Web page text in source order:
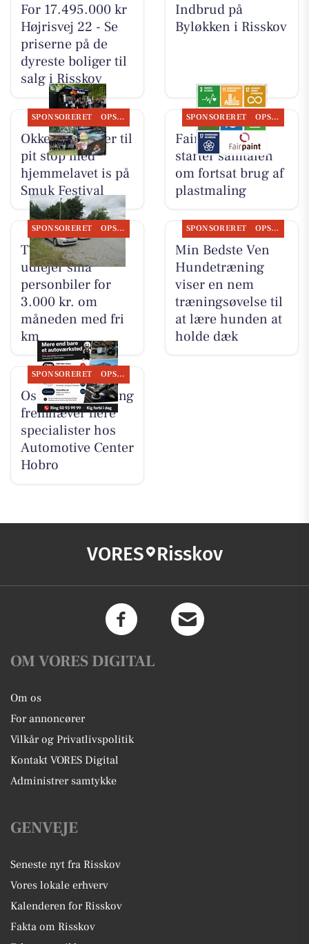
For 17.495.000 kr
Højrisvej 22 - Se
priserne på de
dyreste boliger til
salg i Risskov
Indbrud på
Byløkken i Risskov
SPONSORERET OPSLAGSTAVLEN
Okkels inviterer til
pit stop med
hjemmelavet is på
Smuk Festival
SPONSORERET OPSLAGSTAVLEN
Fairpaint ApS
starter samtalen
om fortsat brug af
plastmaling
SPONSORERET OPSLAGSTAVLEN
TT CARS ApS
udlejer små
personbiler for
3.000 kr. om
måneden med fri
km
SPONSORERET OPSLAGSTAVLEN
Min Bedste Ven
Hundetræning
viser en nem
træningsøvelse til
at lære hunden at
holde dæk
SPONSORERET OPSLAGSTAVLEN
Oscar Biludlejning
fremhæver flere
specialister hos
Automotive Center
Hobro
VORES Risskov
OM VORES DIGITAL
Om os
For annoncører
Vilkår og Privatlivspolitik
Kontakt VORES Digital
Administrer samtykke
GENVEJE
Seneste nyt fra Risskov
Vores lokale erhverv
Kalenderen for Risskov
Fakta om Risskov